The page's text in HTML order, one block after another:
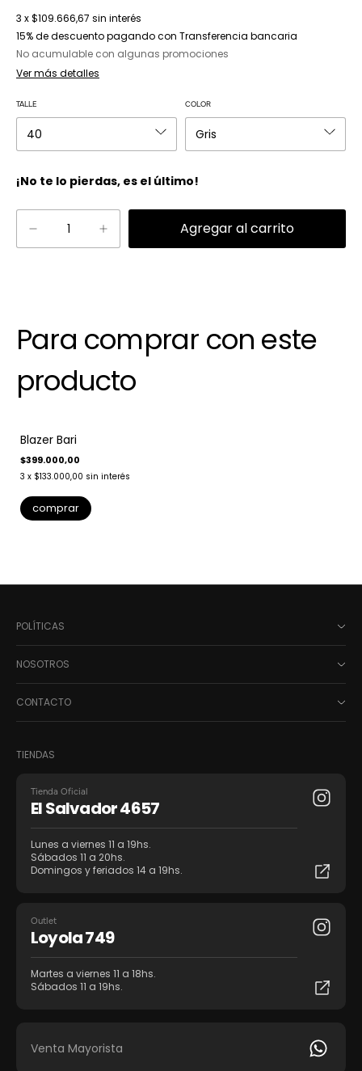
3 x$109.666,67 sin interés
15% de descuentopagando con Transferencia bancaria
No acumulable con algunas promociones
Ver más detalles
TALLE COLOR
¡No te lo pierdas, es el último!
Para comprar con este
producto
Blazer Bari
$399.000,00
3 x $133.000,00 sin interés
comprar
POLÍTICAS
NOSOTROS
CONTACTO
TIENDAS
Tienda Oficial
El Salvador 4657
Lunes a viernes 11 a 19hs.
Sábados 11 a 20hs.
Domingos y feriados 14 a 19hs.
Outlet
Loyola 749
Martes a viernes 11 a 18hs.
Sábados 11 a 19hs.
Venta Mayorista